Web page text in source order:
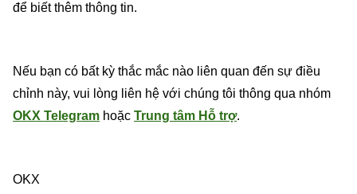
để biết thêm thông tin.
Nếu bạn có bất kỳ thắc mắc nào liên quan đến sự điều
chỉnh này, vui lòng liên hệ với chúng tôi thông qua nhóm
OKX Telegram hoặc Trung tâm Hỗ trợ.
OKX